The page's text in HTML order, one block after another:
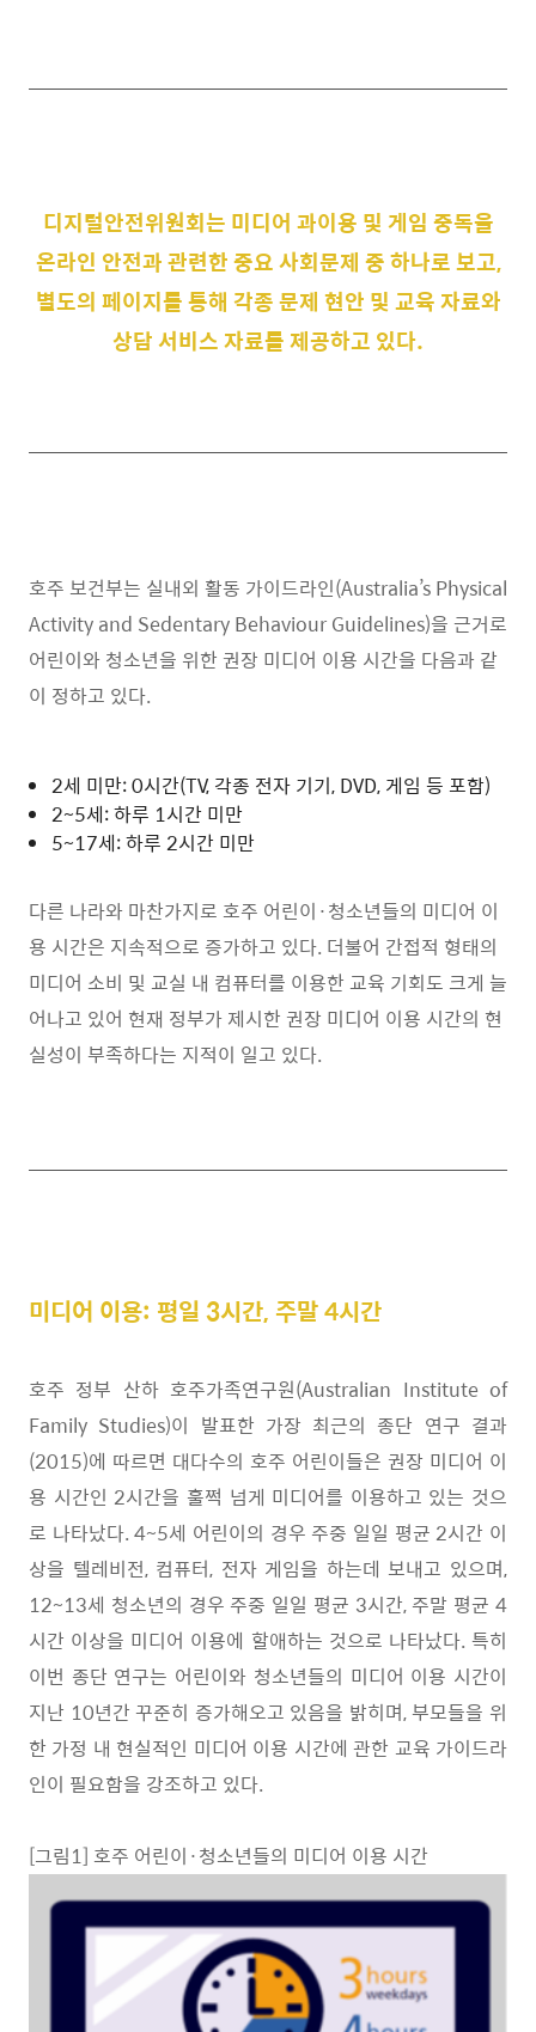
디지털안전위원회는 미디어 과이용 및 게임 중독을
온라인 안전과 관련한 중요 사회문제 중 하나로 보고,
별도의 페이지를 통해 각종 문제 현안 및 교육 자료와
상담 서비스 자료를 제공하고 있다.
호주 보건부는 실내외 활동 가이드라인(Australia’s Physical
Activity and Sedentary Behaviour Guidelines)을 근거로
어린이와 청소년을 위한 권장 미디어 이용 시간을 다음과 같
이 정하고 있다.
2세 미만: 0시간(TV, 각종 전자 기기, DVD, 게임 등 포함)
2~5세:하루 1시간 미만
5~17세:하루 2시간 미만
다른 나라와 마찬가지로 호주 어린이 ·청소년들의 미디어 이
용 시간은 지속적으로 증가하고 있다. 더불어 간접적 형태의
미디어 소비 및 교실 내 컴퓨터를 이용한 교육 기회도 크게 늘
어나고 있어 현재 정부가 제시한 권장 미디어 이용 시간의 현
실성이 부족하다는 지적이 일고 있다.
미디어 이용: 평일 3시간, 주말 4시간
호주 정부 산하 호주가족연구원(Australian Institute of
Family Studies)이 발표한 가장 최근의 종단 연구 결과
(2015)에 따르면 대다수의 호주 어린이들은 권장 미디어 이
용 시간인2시간을 훌쩍 넘게 미디어를 이용하고 있는 것으
로 나타났다. 4~5세 어린이의 경우 주중 일일 평균2시간 이
상을 텔레비전, 컴퓨터, 전자 게임을 하는데 보내고 있으며,
12~13세 청소년의 경우 주중 일일 평균 3시간, 주말 평균4
시간 이상을 미디어 이용에 할애하는 것으로 나타났다.특히
이번 종단 연구는 어린이와 청소년들의 미디어 이용 시간이
지난 10년간 꾸준히 증가해오고 있음을 밝히며,부모들을 위
한 가정 내 현실적인 미디어 이용 시간에 관한 교육 가이드라
인이 필요함을 강조하고 있다.
[그림1] 호주 어린이 ·청소년들의 미디어 이용 시간